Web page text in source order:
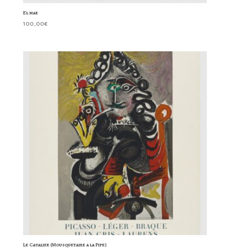
El mar
100,00€
Le Cavalier (Mousquetaire a la Pipe)